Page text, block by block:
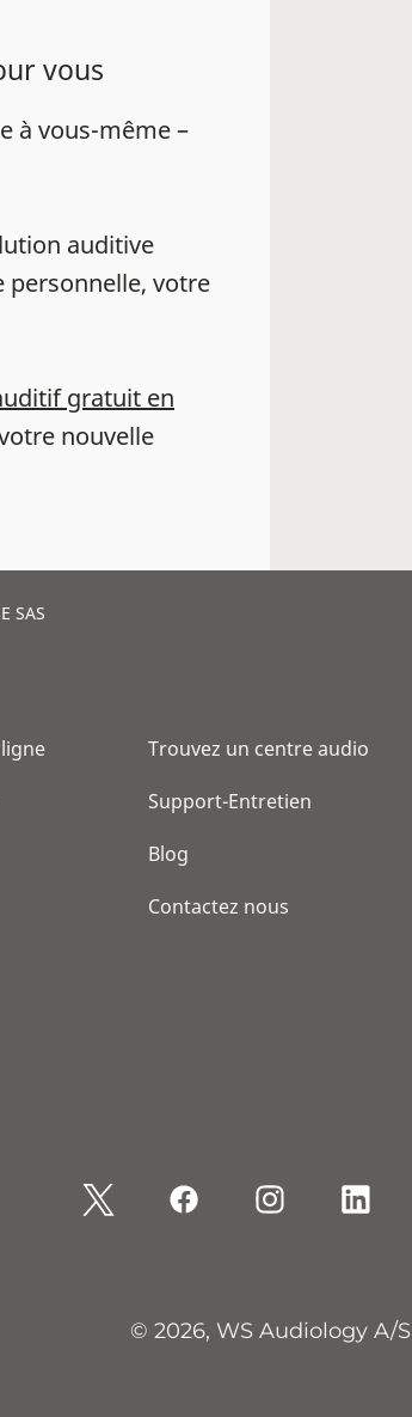
vous
à vous-même –
auditive
personnelle, votre
gratuit en
nouvelle
SAS
Trouvez un centre audio
Support-Entretien
Blog
Contactez nous
© 2026, WS Audiology A/S